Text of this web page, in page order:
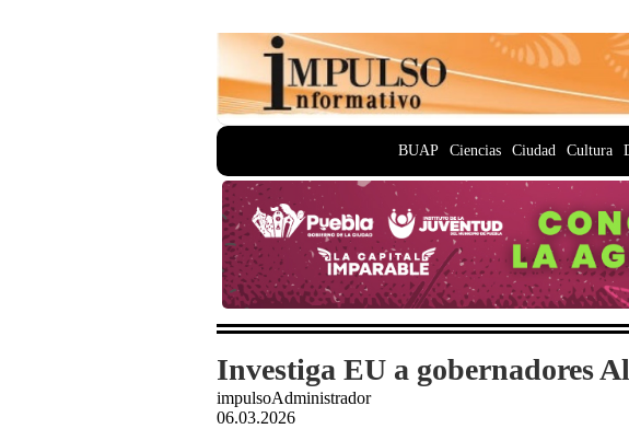
BUAP Ciencias Ciudad Cultura
Investiga EU a gobernadores
impulsoAdministrador
06.03.2026